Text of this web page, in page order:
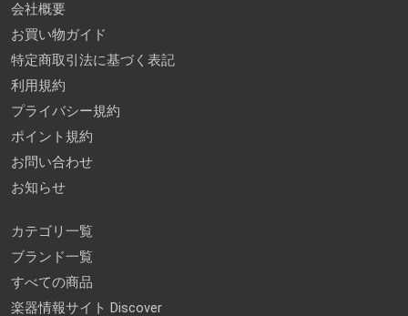
会社概要
お買い物ガイド
特定商取引法に基づく表記
利用規約
プライバシー規約
ポイント規約
お問い合わせ
お知らせ
カテゴリ一覧
ブランド一覧
すべての商品
楽器情報サイト Discover